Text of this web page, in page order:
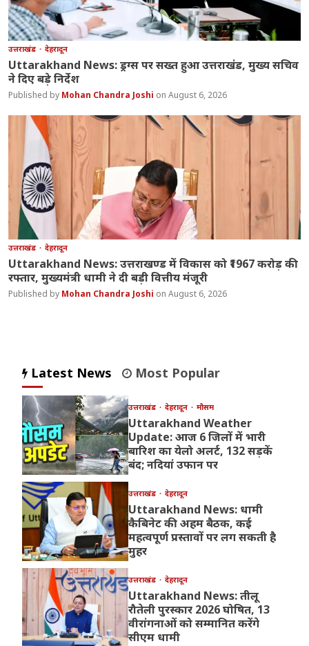
उत्तराखंड देहरादून
Uttarakhand News: ड्रग्स पर सख्त हुआ उत्तराखंड, मुख्य सचिव
ने दिए बड़े निर्देश
Mohan Chandra Joshi August 6, 2026
उत्तराखंड देहरादून
Uttarakhand News: उत्तराखण्ड में विकास को ₹1967 करोड़ की
रफ्तार, मुख्यमंत्री धामी ने दी बड़ी वित्तीय मंजूरी
Mohan Chandra Joshi August 6, 2026
Latest News Most Popular
उत्तराखंड देहरादून मौसम
Uttarakhand Weather
Update: आज 6 जिलों में भारी
बारिश का येलो अलर्ट, 132 सड़कें
बंद; नदियां उफान पर
उत्तराखंड देहरादून
Uttarakhand News: धामी
कैबिनेट की अहम बैठक, कई
महत्वपूर्ण प्रस्तावों पर लग सकती है
मुहर
उत्तराखंड देहरादून
Uttarakhand News: तीलू
रौतेली पुरस्कार 2026 घोषित, 13
वीरांगनाओं को सम्मानित करेंगे
सीएम धामी